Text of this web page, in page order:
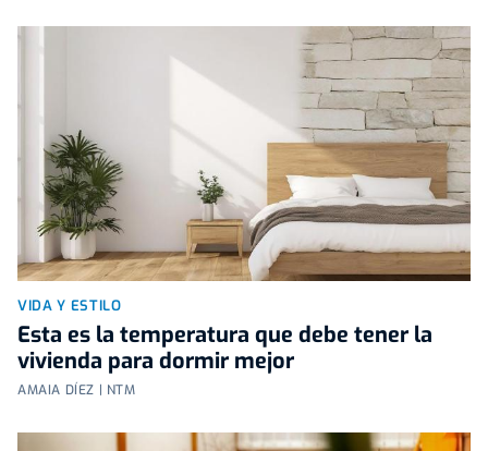
VIDA Y ESTILO
Esta es la temperatura que debe tener la
vivienda para dormir mejor
AMAIA DÍEZ | NTM